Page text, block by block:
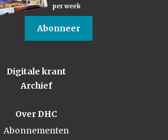
per week
Abonneer
Digitale krant
Archief
Over DHC
Abonnementen